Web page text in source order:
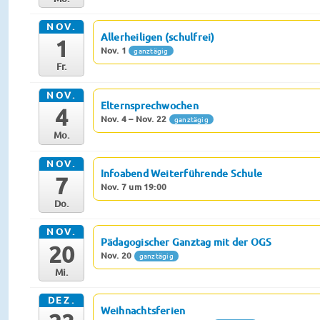
NOV.
1
Fr.
Allerheiligen (schulfrei)
Nov. 1 ganztägig
NOV.
4
Mo.
Elternsprechwochen
Nov. 4 – Nov. 22 ganztägig
NOV.
7
Do.
Infoabend Weiterführende Schule
Nov. 7 um 19:00
NOV.
20
Mi.
Pädagogischer Ganztag mit der OGS
Nov. 20 ganztägig
DEZ.
Weihnachtsferien